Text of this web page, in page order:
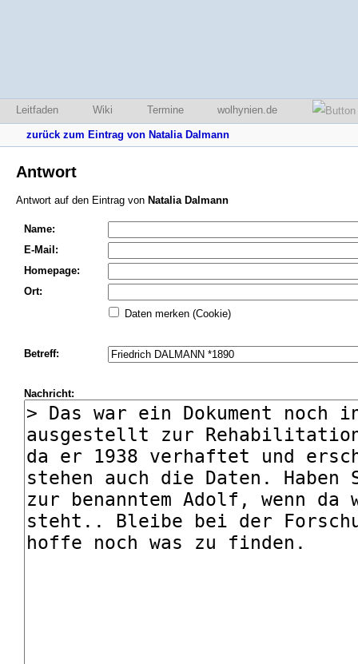
Leitfaden Wiki Termine wolhynien.de
zurück zum Eintrag von Natalia Dalmann
Antwort
Antwort auf den Eintrag von Natalia Dalmann
Name:
E-Mail:
Homepage:
Ort:
Daten merken (Cookie)
Betreff:
Nachricht: